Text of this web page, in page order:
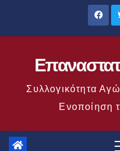
Συλλογικότητα
Ενοποίηση